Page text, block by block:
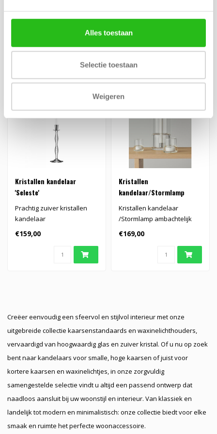
Alles toestaan
Selectie toestaan
Weigeren
huis met Happy, de
kleurrijke set van drie
waxinelichthouders Discus
Kristallen kandelaar
'Seleste'
Prachtig zuiver kristallen
kandelaar
€159,00
Kristallen
kandelaar/Stormlamp
Kristallen kandelaar
/Stormlamp ambachtelijk
gemaakt door de beste
glasblazers..
€169,00
Creëer eenvoudig een sfeervol en stijlvol interieur met onze
uitgebreide collectie kaarsenstandaards en waxinelichthouders,
vervaardigd van hoogwaardig glas en zuiver kristal. Of u nu op zoek
bent naar kandelaars voor smalle, hoge kaarsen of juist voor
kortere kaarsen en waxinelichtjes, in onze zorgvuldig
samengestelde selectie vindt u altijd een passend ontwerp dat
naadloos aansluit bij uw woonstijl en interieur. Van klassiek en
landelijk tot modern en minimalistisch: onze collectie biedt voor elke
smaak en ruimte het perfecte woonaccessoire.